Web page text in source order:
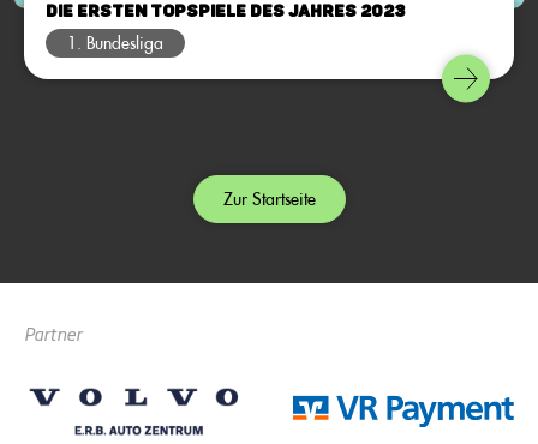
Die ersten Topspiele des Jahres 2023
1. Bundesliga
Zur Startseite
Partner